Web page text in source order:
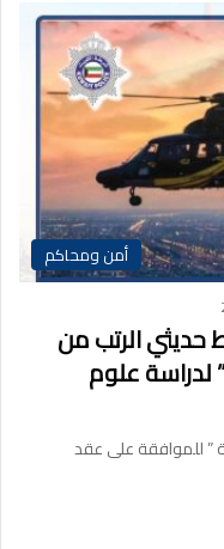
أمن ومحاكم
حديثي الرتب من
لدراسة علوم
” للموافقة على عقد